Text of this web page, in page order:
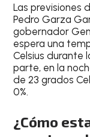
Lasprevisiones
Pedro Garza
gobernador
espera una
Celsius durante
parte, en la
de23 grados
0%.
¿Cómo